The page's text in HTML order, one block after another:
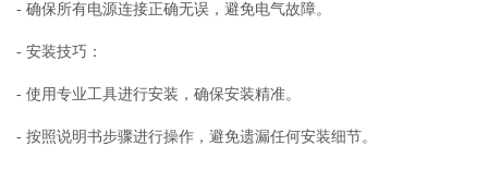
- 确保所有电源连接正确无误，避免电气故障。
- 安装技巧：
- 使用专业工具进行安装，确保安装精准。
- 按照说明书步骤进行操作，避免遗漏任何安装细节。